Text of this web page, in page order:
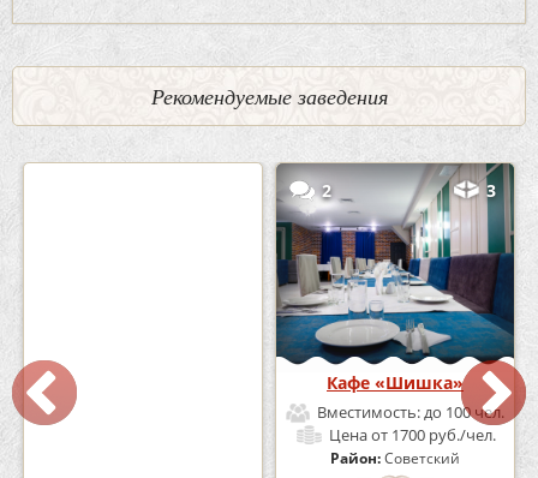
Рекомендуемые заведения
Кафе-Бар Бермуды
Вместимость:
2 3
Кафе «Шишка»
Вместимость:до 100 чел.
Ценаот 1700 руб./чел.
Район:Советский